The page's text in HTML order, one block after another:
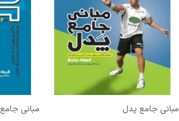
مبانی جامع پدل مبانی